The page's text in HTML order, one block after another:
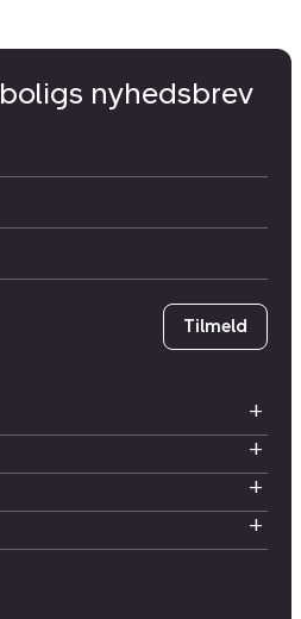
nyhedsbrev
Tilmeld